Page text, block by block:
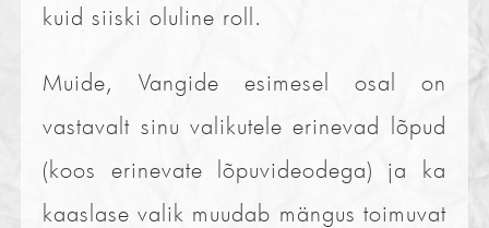
kuid siiski oluline roll.
Muide, Vangide esimesel osal on
vastavalt sinu valikutele erinevad lõpud
(koos erinevate lõpuvideodega) ja ka
kaaslase valik muudab mängus toimuvat